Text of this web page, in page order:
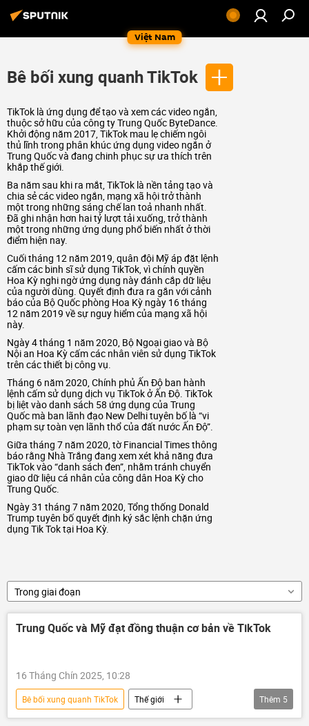
Việt Nam
Bê bối xung quanh TikTok
TikTok là ứng dụng để tạo và xem các video ngắn,
thuộc sở hữu của công ty Trung Quốc ByteDance.
Khởi động năm 2017, TikTok mau lẹ chiếm ngôi
thủ lĩnh trong phân khúc ứng dụng video ngắn ở
Trung Quốc và đang chinh phục sự ưa thích trên
khắp thế giới.
Ba năm sau khi ra mắt, TikTok là nền tảng tạo và
chia sẻ các video ngắn, mạng xã hội trở thành
một trong những sáng chế lan toả nhanh nhất.
Đã ghi nhận hơn hai tỷ lượt tải xuống, trở thành
một trong những ứng dụng phổ biến nhất ở thời
điểm hiện nay.
Cuối tháng 12 năm 2019, quân đội Mỹ áp đặt lệnh
cấm các binh sĩ sử dụng TikTok, vì chính quyền
Hoa Kỳ nghi ngờ ứng dụng này đánh cắp dữ liệu
của người dùng. Quyết định đưa ra gắn với cảnh
báo của Bộ Quốc phòng Hoa Kỳ ngày 16 tháng
12 năm 2019 về sự nguy hiểm của mạng xã hội
này.
Ngày 4 tháng 1 năm 2020, Bộ Ngoại giao và Bộ
Nội an Hoa Kỳ cấm các nhân viên sử dụng TikTok
trên các thiết bị công vụ.
Tháng 6 năm 2020, Chính phủ Ấn Độ ban hành
lệnh cấm sử dụng dịch vụ TikTok ở Ấn Độ. TikTok
bị liệt vào danh sách 58 ứng dụng của Trung
Quốc mà ban lãnh đạo New Delhi tuyên bố là “vi
phạm sự toàn vẹn lãnh thổ của đất nước Ấn Độ”.
Giữa tháng 7 năm 2020, tờ Financial Times thông
báo rằng Nhà Trắng đang xem xét khả năng đưa
TikTok vào “danh sách đen”, nhằm tránh chuyển
giao dữ liệu cá nhân của công dân Hoa Kỳ cho
Trung Quốc.
Ngày 31 tháng 7 năm 2020, Tổng thống Donald
Trump tuyên bố quyết định ký sắc lệnh chặn ứng
dụng Tik Tok tại Hoa Kỳ.
Trong giai đoạn
Trung Quốc và Mỹ đạt đồng thuận cơ bản về TikTok
16 Tháng Chín 2025, 10:28
Bê bối xung quanh TikTok
Thế giới
Hoa Kỳ
Trung Quốc
TikTok
Thêm 5